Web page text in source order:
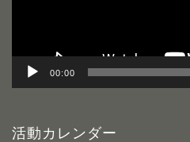
00:00
活動カレンダー